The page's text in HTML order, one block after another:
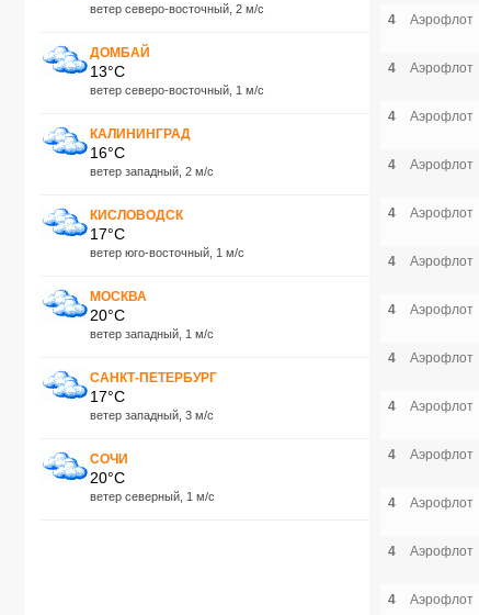
ветер северо-восточный, 2 м/с
ДОМБАЙ
13°C
ветер северо-восточный, 1 м/с
КАЛИНИНГРАД
16°C
ветер западный, 2 м/с
КИСЛОВОДСК
17°C
ветер юго-восточный, 1 м/с
МОСКВА
20°C
ветер западный, 1 м/с
САНКТ-ПЕТЕРБУРГ
17°C
ветер западный, 3 м/с
СОЧИ
20°C
ветер северный, 1 м/с
4 Аэрофлот
4 Аэрофлот
4 Аэрофлот
4 Аэрофлот
4 Аэрофлот
4 Аэрофлот
4 Аэрофлот
4 Аэрофлот
4 Аэрофлот
4 Аэрофлот
4 Аэрофлот
4 Аэрофлот
4 Аэрофлот